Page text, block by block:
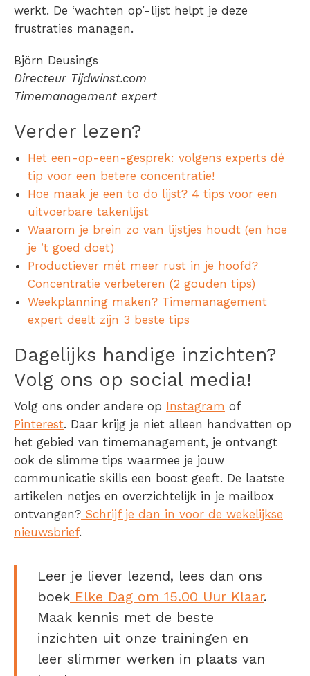
werkt. De ‘wachten op’-lijst helpt je deze
frustraties managen.
Björn Deusings
Directeur Tijdwinst.com
Timemanagement expert
Verder lezen?
Het een-op-een-gesprek: volgens experts dé
tip voor een betere concentratie!
Hoe maak je een to do lijst? 4 tips voor een
uitvoerbare takenlijst
Waarom je brein zo van lijstjes houdt (en hoe
je ’t goed doet)
Productiever mét meer rust in je hoofd?
Concentratie verbeteren (2 gouden tips)
Weekplanning maken? Timemanagement
expert deelt zijn 3 beste tips
Dagelijks handige inzichten?
Volg ons op social media!
Volg ons onder andere op Instagram of
Pinterest. Daar krijg je niet alleen handvatten op
het gebied van timemanagement, je ontvangt
ook de slimme tips waarmee je jouw
communicatie skills een boost geeft. De laatste
artikelen netjes en overzichtelijk in je mailbox
ontvangen? Schrijf je dan in voor de wekelijkse
nieuwsbrief.
Leer je liever lezend, lees dan ons
boek Elke Dag om 15.00 Uur Klaar.
Maak kennis met de beste
inzichten uit onze trainingen en
leer slimmer werken in plaats van